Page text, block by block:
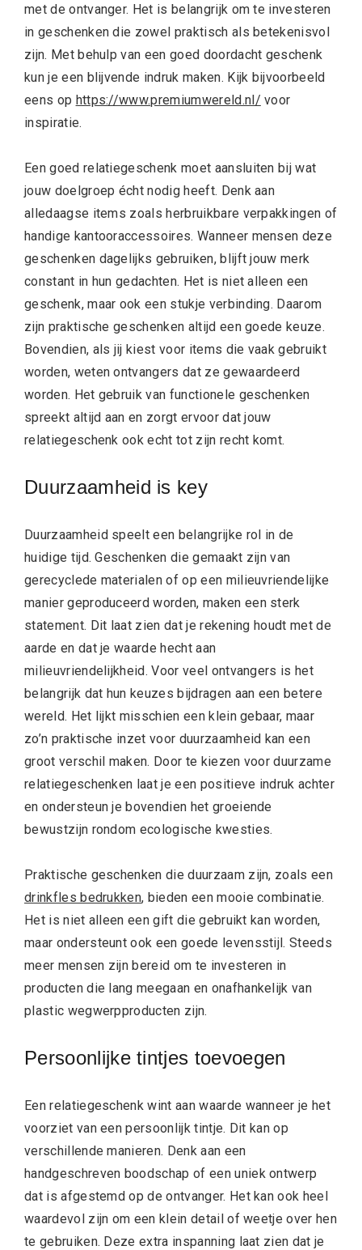
met de ontvanger. Het is belangrijk om te investeren
in geschenken die zowel praktisch als betekenisvol
zijn. Met behulp van een goed doordacht geschenk
kun je een blijvende indruk maken. Kijk bijvoorbeeld
eens op https://www.premiumwereld.nl/ voor
inspiratie.
Een goed relatiegeschenk moet aansluiten bij wat
jouw doelgroep écht nodig heeft. Denk aan
alledaagse items zoals herbruikbare verpakkingen of
handige kantooraccessoires. Wanneer mensen deze
geschenken dagelijks gebruiken, blijft jouw merk
constant in hun gedachten. Het is niet alleen een
geschenk, maar ook een stukje verbinding. Daarom
zijn praktische geschenken altijd een goede keuze.
Bovendien, als jij kiest voor items die vaak gebruikt
worden, weten ontvangers dat ze gewaardeerd
worden. Het gebruik van functionele geschenken
spreekt altijd aan en zorgt ervoor dat jouw
relatiegeschenk ook echt tot zijn recht komt.
Duurzaamheid is key
Duurzaamheid speelt een belangrijke rol in de
huidige tijd. Geschenken die gemaakt zijn van
gerecyclede materialen of op een milieuvriendelijke
manier geproduceerd worden, maken een sterk
statement. Dit laat zien dat je rekening houdt met de
aarde en dat je waarde hecht aan
milieuvriendelijkheid. Voor veel ontvangers is het
belangrijk dat hun keuzes bijdragen aan een betere
wereld. Het lijkt misschien een klein gebaar, maar
zo’n praktische inzet voor duurzaamheid kan een
groot verschil maken. Door te kiezen voor duurzame
relatiegeschenken laat je een positieve indruk achter
en ondersteun je bovendien het groeiende
bewustzijn rondom ecologische kwesties.
Praktische geschenken die duurzaam zijn, zoals een
drinkfles bedrukken, bieden een mooie combinatie.
Het is niet alleen een gift die gebruikt kan worden,
maar ondersteunt ook een goede levensstijl. Steeds
meer mensen zijn bereid om te investeren in
producten die lang meegaan en onafhankelijk van
plastic wegwerpproducten zijn.
Persoonlijke tintjes toevoegen
Een relatiegeschenk wint aan waarde wanneer je het
voorziet van een persoonlijk tintje. Dit kan op
verschillende manieren. Denk aan een
handgeschreven boodschap of een uniek ontwerp
dat is afgestemd op de ontvanger. Het kan ook heel
waardevol zijn om een klein detail of weetje over hen
te gebruiken. Deze extra inspanning laat zien dat je